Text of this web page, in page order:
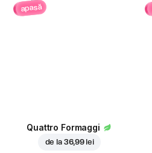
apasă
Quattro Formaggi
de la 36,99 lei